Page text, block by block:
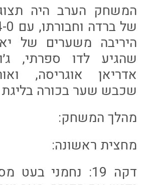
המשחק הערב היה
היריבה משערים של
שהגיע לדו ספרתי,
אדריאן אוגריסה,
שכבש שער בכורה
מהלך המשחק:
מחצית ראשונה:
דקה 19: נחמני